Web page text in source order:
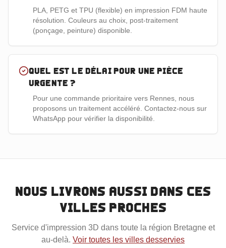
PLA, PETG et TPU (flexible) en impression FDM haute
résolution. Couleurs au choix, post-traitement
(ponçage, peinture) disponible.
Quel est le délai pour une pièce
urgente ?
Pour une commande prioritaire vers Rennes, nous
proposons un traitement accéléré. Contactez-nous sur
WhatsApp pour vérifier la disponibilité.
Nous livrons aussi dans ces
villes proches
Service d'impression 3D dans toute la région Bretagne et
au-delà. Voir toutes les villes desservies